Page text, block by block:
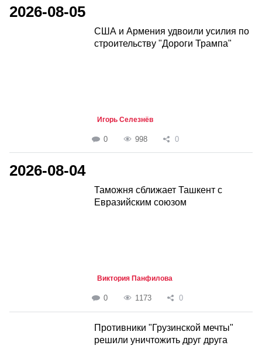
2026-08-05
США и Армения удвоили усилия по
строительству "Дороги Трампа"
Игорь Селезнёв
0 998 0
2026-08-04
Таможня сближает Ташкент с
Евразийским союзом
Виктория Панфилова
0 1173 0
Противники "Грузинской мечты"
решили уничтожить друг друга